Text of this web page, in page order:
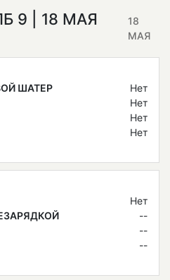
9 | 18 МАЯ
18
МАЯ
ШАТЕР
Нет
Нет
Нет
Нет
Нет
--
--
--